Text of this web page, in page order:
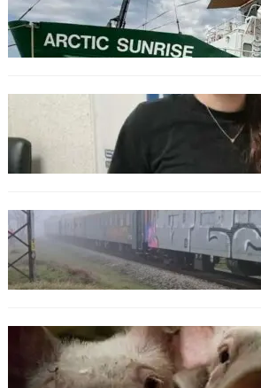
Корабът на
Варна с кампания за
море
ОБЩЕСТВО
Варненска ученичка
карта за сигнали за
ОБЩЕСТВО
Бързият влак София –
жена край гара Бутово
БЪЛГАРИЯ
БАБХ регистрира
чума по свинете в